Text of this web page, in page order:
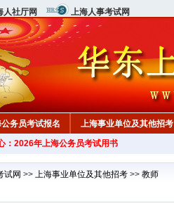
人社厅网 上海人事考试网
务员考试报名 上海事业单位及其他招考
教材中心
：2026年上海公务员考试用书
试网 >> 上海事业单位及其他招考 >> 教师